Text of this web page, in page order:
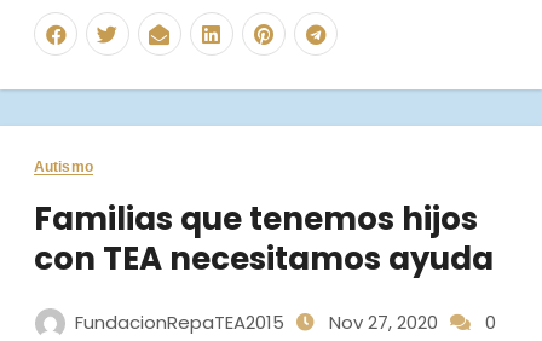
Autismo
Familias que tenemos hijos
con TEA necesitamos ayuda
FundacionRepaTEA2015 Nov 27, 2020
0